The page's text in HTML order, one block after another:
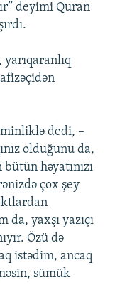
deyimi Quran
yarıqaranlıq
dedi, –
olduğunu da,
həyatınızı
çox şey
da, yaxşı yazıçı
Özü də
istədim, ancaq
sümük